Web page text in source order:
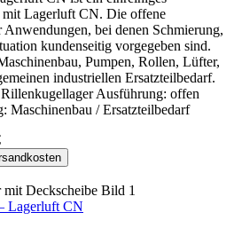
Lagerluft CN. Die offene
bei denen Schmierung,
kundenseitig vorgegeben sind.
Pumpen, Rollen, Lüfter,
industriellen Ersatzteilbedarf.
Ausführung: offen
Maschinenbau / Ersatzteilbedarf
Lagerluft CN